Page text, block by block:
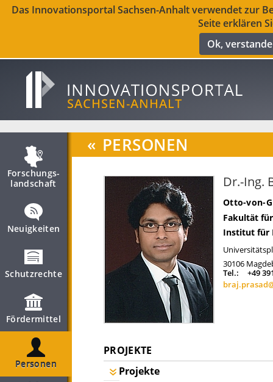
Das Innovationsportal Sachsen-Anhalt verwendet zur
Seite erklären
Ok,
Forschungs­
landschaft
Neuigkeiten
Schutzrechte
Fördermittel
Personen
« PERSONEN
Dr.-Ing.
Otto-von-
Fakultät
Institut für
30106
Tel.:
+49
PROJEKTE
Projekte